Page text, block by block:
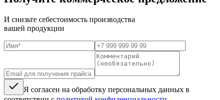
И снизьте себестоимость производства
вашей продукции
Я согласен на обработку персональных данных в